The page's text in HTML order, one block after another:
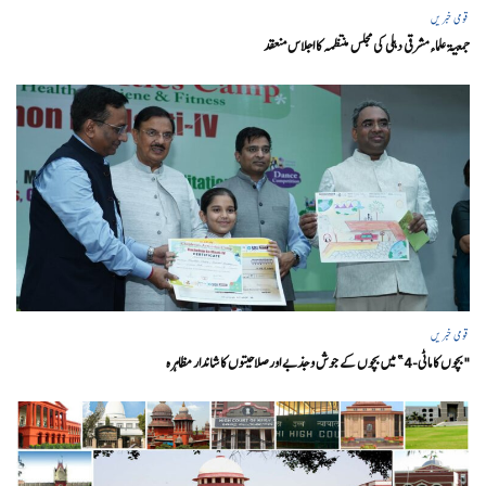
قومی خبریں
جمعیۃ علماء مشرقی دہلی کی مجلس منتظمہ کا اجلاس منعقد
قومی خبریں
"بچوں کا ماٹی-4” میں بچوں کے جوش و جذبے اور صلاحیتوں کا شاندار مظاہرہ